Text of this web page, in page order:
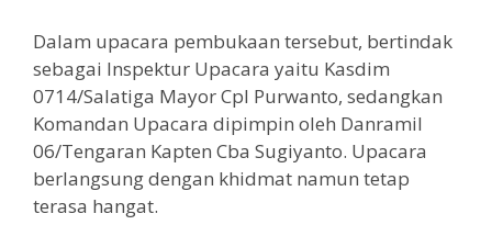
Dalam upacara pembukaan tersebut, bertindak
sebagai Inspektur Upacara yaitu Kasdim
0714/Salatiga Mayor Cpl Purwanto, sedangkan
Komandan Upacara dipimpin oleh Danramil
06/Tengaran Kapten Cba Sugiyanto. Upacara
berlangsung dengan khidmat namun tetap
terasa hangat.